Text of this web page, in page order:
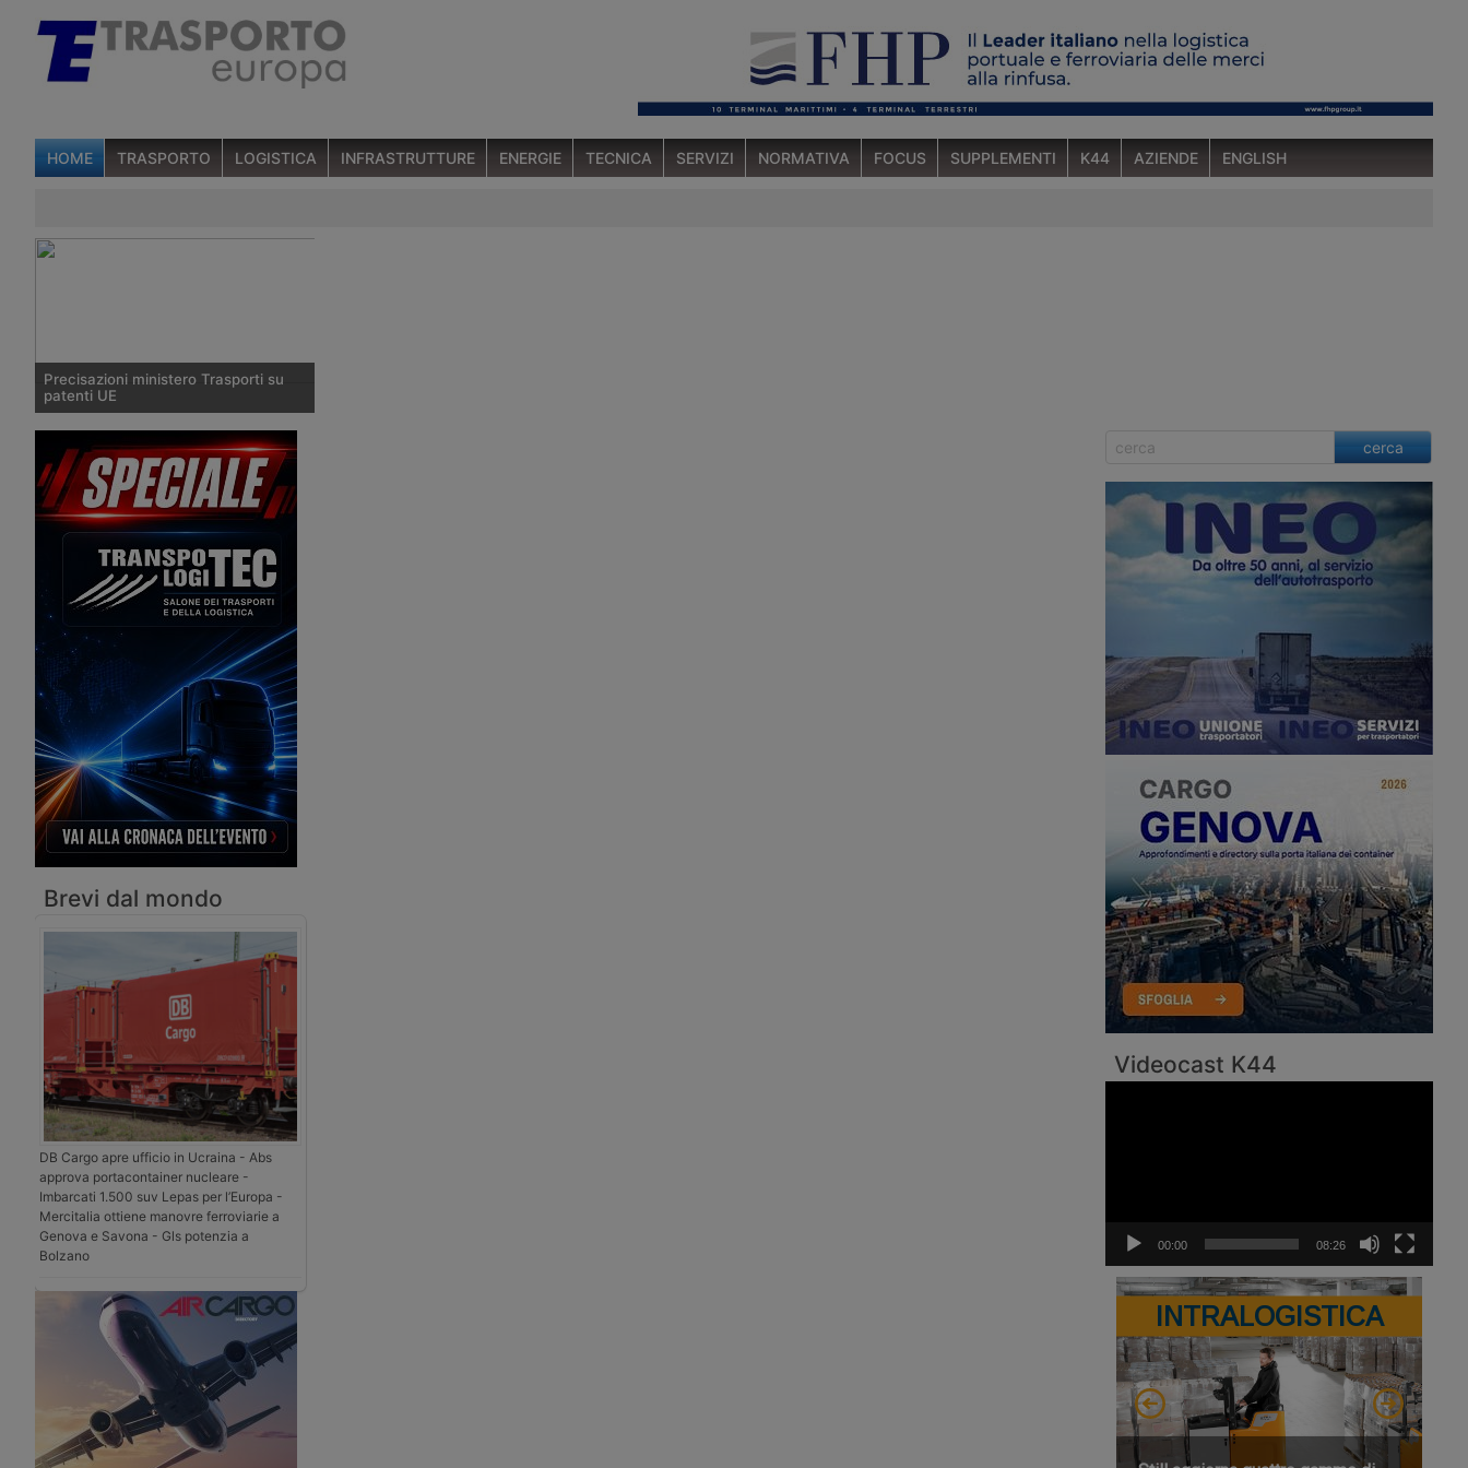
HOME TRASPORTO LOGISTICA INFRASTRUTTURE ENERGIE TECNICA SERVIZI NORMATIVA FOCUS SUPPLEMENTI K44 AZIENDE ENGLISH
Precisazioni ministero Trasporti su
patenti UE
Dopo l’annuncio del deferimento
dell’Italia alla Corte di Giustizia Europa
per non avere recepito alcune norme
sull’anagrafe delle patenti, il ministero
annuncia che completerà il
procedimento entro la fine di
quest’anno.
Brevi dal mondo
DB Cargo apre ufficio in Ucraina - Abs
approva portacontainer nucleare -
Imbarcati 1.500 suv Lepas per l’Europa -
Mercitalia ottiene manovre ferroviarie a
Genova e Savona - Gls potenzia a
Bolzano
cerca
Videocast K44
00:00 08:26
INTRALOGISTICA